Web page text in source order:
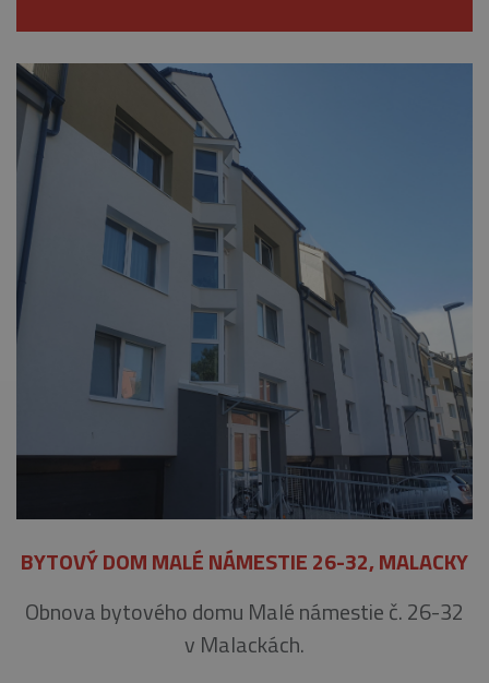
BYTOVÝ DOM MALÉ NÁMESTIE 26-32, MALACKY
Obnova bytového domu Malé námestie č. 26-32
v Malackách.